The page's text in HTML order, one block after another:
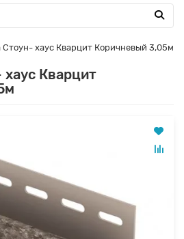
хаус Кварцит Коричневый 3,05м
Кварцит